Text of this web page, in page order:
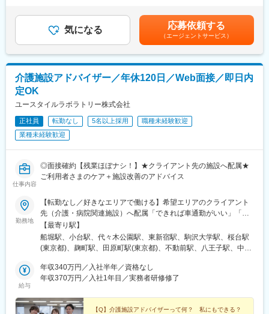
九州■・福岡県（福岡市）
府)、新金岡駅、藤井寺駅、東部市場前駅、南吹田駅、大開駅、立
花駅、飾磨駅、竹田駅(京都府)、北山駅(京都府)、上桂駅、前栽
駅、尼ケ辻駅、瀬田駅(滋賀県)、ひこね芹川駅、六十谷駅、紀伊新
寺駅、名古屋大学駅、札木駅、鴫野駅、高鷲駅、新開地駅、西観
駅(愛知県)、豊橋公園前駅、上沢駅
■20～30代活躍中
気になる 応募依頼する
（エージェントサービス）
介護施設アドバイザー／年休120日／Web面接／即日内
定OK
ユースタイルラボラトリー株式会社
正社員 転勤なし 5名以上採用
職種未経験歓迎
業種未経験歓迎
仕事内容
◎面接確約【残業ほぼナシ！】★クライアント先の施設へ配属★
ご利用者さまのケア＋施設改善のアドバイス
勤務地
【転勤なし／好きなエリアで働ける】希望エリアのクライアント
先（介護・病院関連施設）へ配属「できれば車通勤がいい」「未
経験なので先輩スタッフと一緒に働きたい」等ご相談ください！
━━【配属エリア】━━＜1＞北海道・東北／北海道、岩手※、宮
城、福島＜2＞北関東／茨城、栃木、群馬＜3＞首都圏／東京、神
岡、岐阜＜6＞関西／大阪、京都、兵庫、和歌山、奈良※＜7＞中
四国／広島※、岡山※＜8＞九州／福岡、熊本※、長崎※、大分※、鹿
長期的に築くことができます！（※印のエリアは経験者のみ採用中
です）☆勤務地住所は一例となります。━━【転居希望者向けの
【最寄り駅】
船堀駅、小台駅、代々木公園駅、東新宿駅、駒沢大学駅、桜台駅
(東京都)、麹町駅、田原町駅(東京都)、不動前駅、八王子駅、中野
駅(函館本線)、新道東駅、西２８丁目駅、郡山駅(福島県)、愛子
駅、北仙台駅、泉中央駅、作並駅、境町駅、高崎駅、東武宇都宮
駅、和光市駅、岩槻駅、志久駅、戸塚安行駅、久喜駅、浜野駅、
給与
年収340万円／入社半年／資格なし
年収370万円／入社1年目／実務者研修修了
【Q】介護施設アドバイザーって何？ 私にもできる？